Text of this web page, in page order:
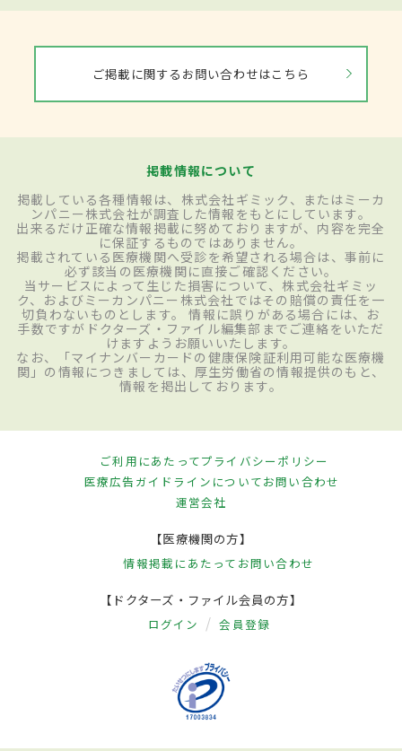
ご掲載に関するお問い合わせはこちら
掲載情報について
掲載している各種情報は、株式会社ギミック、またはミーカ
ンパニー株式会社が調査した情報をもとにしています。
出来るだけ正確な情報掲載に努めておりますが、内容を完全
に保証するものではありません。
掲載されている医療機関へ受診を希望される場合は、事前に
必ず該当の医療機関に直接ご確認ください。
当サービスによって生じた損害について、株式会社ギミッ
ク、およびミーカンパニー株式会社ではその賠償の責任を一
切負わないものとします。 情報に誤りがある場合には、お
手数ですがドクターズ・ファイル編集部までご連絡をいただ
けますようお願いいたします。
なお、「マイナンバーカードの健康保険証利用可能な医療機
関」の情報につきましては、厚生労働省の情報提供のもと、
情報を掲出しております。
ご利用にあたってプライバシーポリシー
医療広告ガイドラインについてお問い合わせ
運営会社
【医療機関の方】
情報掲載にあたって お問い合わせ
【ドクターズ・ファイル会員の方】
ログイン 会員登録